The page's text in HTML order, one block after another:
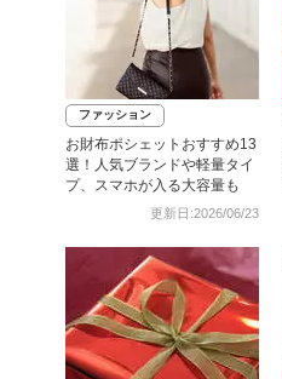
ファッション
お財布ポシェットおすすめ13
選！人気ブランドや軽量タイ
プ、スマホが入る大容量も
更新日:2026/06/23